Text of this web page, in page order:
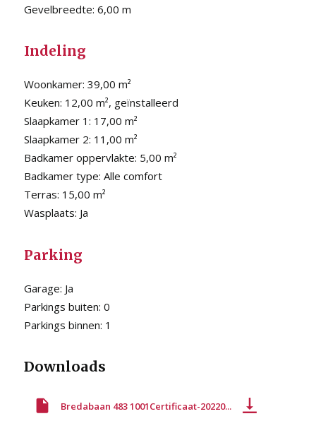
Gevelbreedte: 6,00 m
Indeling
Woonkamer: 39,00 m²
Keuken: 12,00 m², geïnstalleerd
Slaapkamer 1: 17,00 m²
Slaapkamer 2: 11,00 m²
Badkamer oppervlakte: 5,00 m²
Badkamer type: Alle comfort
Terras: 15,00 m²
Wasplaats: Ja
Parking
Garage: Ja
Parkings buiten: 0
Parkings binnen: 1
Downloads
Bredabaan 483 1001Certificaat-20220...